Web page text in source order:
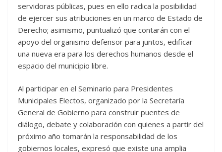
servidoras públicas, pues en ello radica la posibilidad
de ejercer sus atribuciones en un marco de Estado de
Derecho; asimismo, puntualizó que contarán con el
apoyo del organismo defensor para juntos, edificar
una nueva era para los derechos humanos desde el
espacio del municipio libre.
Al participar en el Seminario para Presidentes
Municipales Electos, organizado por la Secretaría
General de Gobierno para construir puentes de
diálogo, debate y colaboración con quienes a partir del
próximo año tomarán la responsabilidad de los
gobiernos locales, expresó que existe una amplia